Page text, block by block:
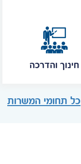
חינוך והדרכה
כל תחומי המשרות